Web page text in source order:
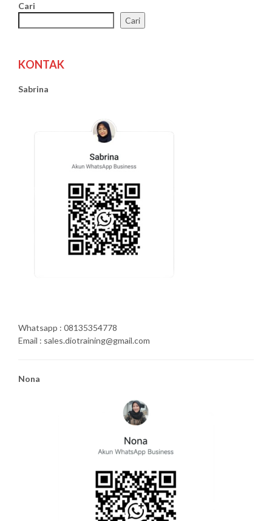
Cari
Cari
KONTAK
Sabrina
Whatsapp : 08135354778
Email : sales.diotraining@gmail.com
Nona